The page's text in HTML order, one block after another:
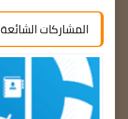
المشاركات الشائعة